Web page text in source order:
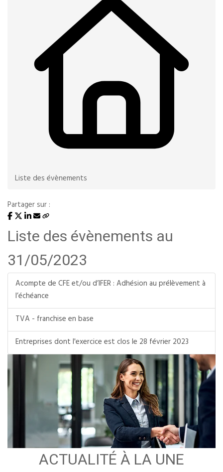
Liste des évènements
Partager sur :
Liste des évènements au
31/05/2023
Acompte de CFE et/ou d’IFER : Adhésion au prélèvement à
l’échéance
TVA - franchise en base
Entreprises dont l'exercice est clos le 28 février 2023
ACTUALITÉ À LA UNE